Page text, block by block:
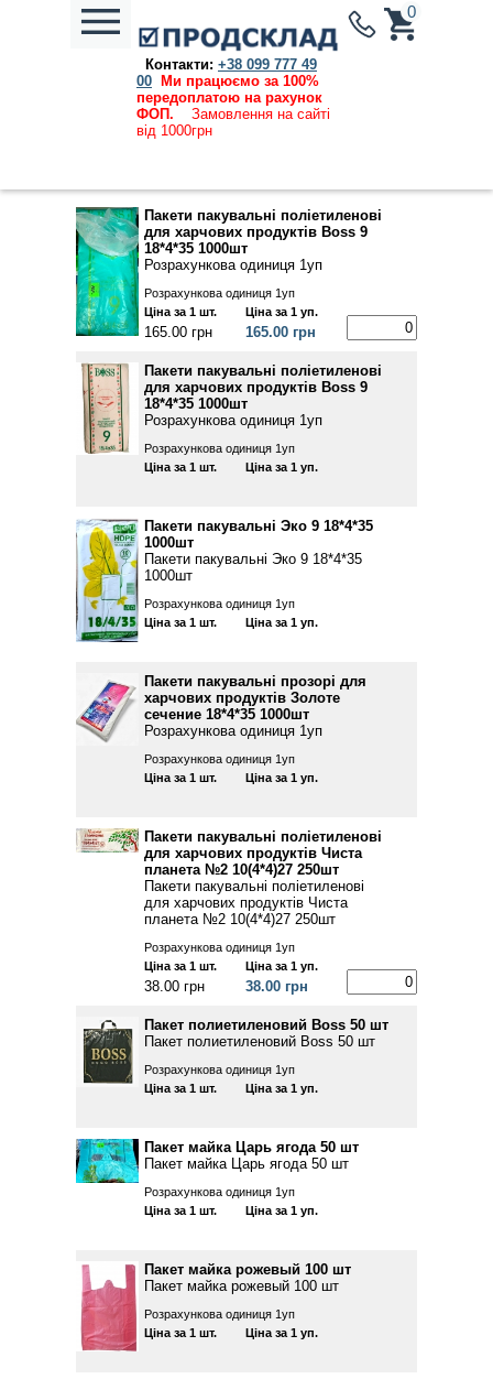
Контакти: +38 099 777 49
00
Ми працюємо за 100%
передоплатою на рахунок
ФОП. Замовлення на сайті
від 1000грн
0
Каталог продукции→ Одноразовий посуд, пакети для
зберігання їжі , пакети для сміття, вугілля
Ціни, вказані на сайті, дійсні та актуальні на
07.08.2026
Пакети пакувальні поліетиленові
для харчових продуктів Вoss 9
18*4*35 1000шт
Розрахункова одиниця 1уп
Розрахункова одиниця 1уп
Ціна за 1 шт.
165.00 грн
Ціна за 1 уп.
165.00 грн
Пакети пакувальні поліетиленові
для харчових продуктів Вoss 9
18*4*35 1000шт
Розрахункова одиниця 1уп
Розрахункова одиниця 1уп
Ціна за 1 шт.
Ціна за 1 уп.
Пакети пакувальні Эко 9 18*4*35
1000шт
Пакети пакувальні Эко 9 18*4*35
1000шт
Розрахункова одиниця 1уп
Ціна за 1 шт.
Ціна за 1 уп.
Пакети пакувальні прозорі для
харчових продуктів Золоте
сечение 18*4*35 1000шт
Розрахункова одиниця 1уп
Розрахункова одиниця 1уп
Ціна за 1 шт.
Ціна за 1 уп.
Пакети пакувальні поліетиленові
для харчових продуктів Чиста
планета №2 10(4*4)27 250шт
Пакети пакувальні поліетиленові
для харчових продуктів Чиста
планета №2 10(4*4)27 250шт
Розрахункова одиниця 1уп
Ціна за 1 шт.
38.00 грн
Ціна за 1 уп.
38.00 грн
Пакет полиетиленовий Boss 50 шт
Пакет полиетиленовий Boss 50 шт
Розрахункова одиниця 1уп
Ціна за 1 шт.
Ціна за 1 уп.
Пакет майка Царь ягода 50 шт
Пакет майка Царь ягода 50 шт
Розрахункова одиниця 1уп
Ціна за 1 шт.
Ціна за 1 уп.
Пакет майка рожевый 100 шт
Пакет майка рожевый 100 шт
Розрахункова одиниця 1уп
Ціна за 1 шт.
Ціна за 1 уп.